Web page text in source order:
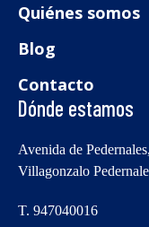
Quiénes somos
Blog
Contacto
Dónde estamos
Avenida de
Villagonzalo
T. 947040016